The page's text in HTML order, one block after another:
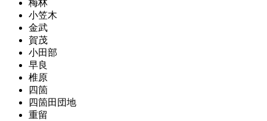
梅林
小笠木
金武
賀茂
小田部
早良
椎原
四箇
四箇田団地
重留